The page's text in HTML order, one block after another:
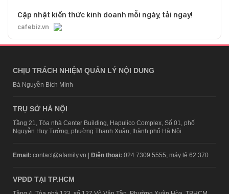
Cập nhật kiến thức kinh doanh mỗi ngày, tải ngay!
cafebiz.vn
CHỊU TRÁCH NHIỆM QUẢN LÝ NỘI DUNG
Bà Nguyễn Bích Minh
TRỤ SỞ HÀ NỘI
Tầng 21, Tòa nhà Center Building, Hapulico Complex, Số 01, phố
Nguyễn Huy Tưởng, phường Thanh Xuân, thành phố Hà Nội
Email: contact@afamily.vn | Điện thoại: 024 7309 5555, máy lẻ 62.370
VPĐD TẠI TP.HCM